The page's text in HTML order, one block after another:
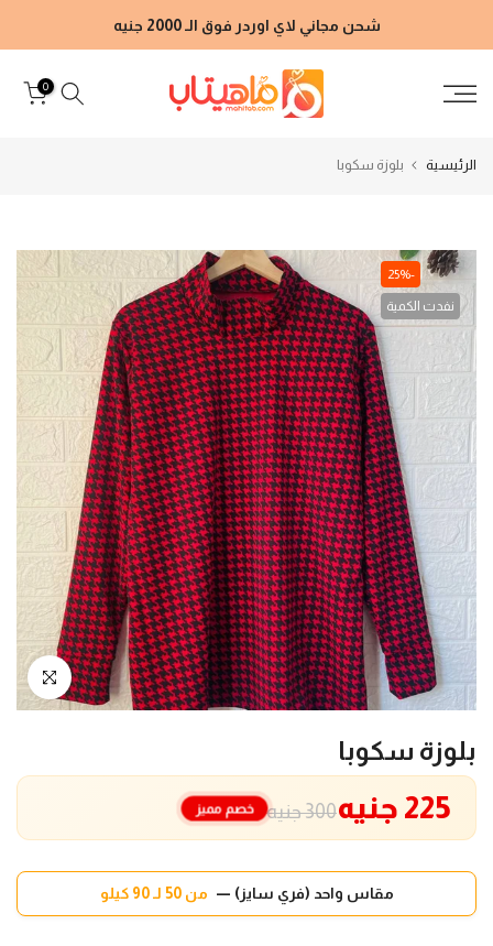
إلى
شحن مجاني لاي اوردر فوق الـ 2000 جنيه
0
الرئيسية بلوزة سكوبا
-25%
نفدت الكمية
انقر للتكبير
بلوزة سكوبا
300 جنيه 225 جنيه خصم مميز
مقاس واحد (فري سايز) — من 50 لـ 90 كيلو